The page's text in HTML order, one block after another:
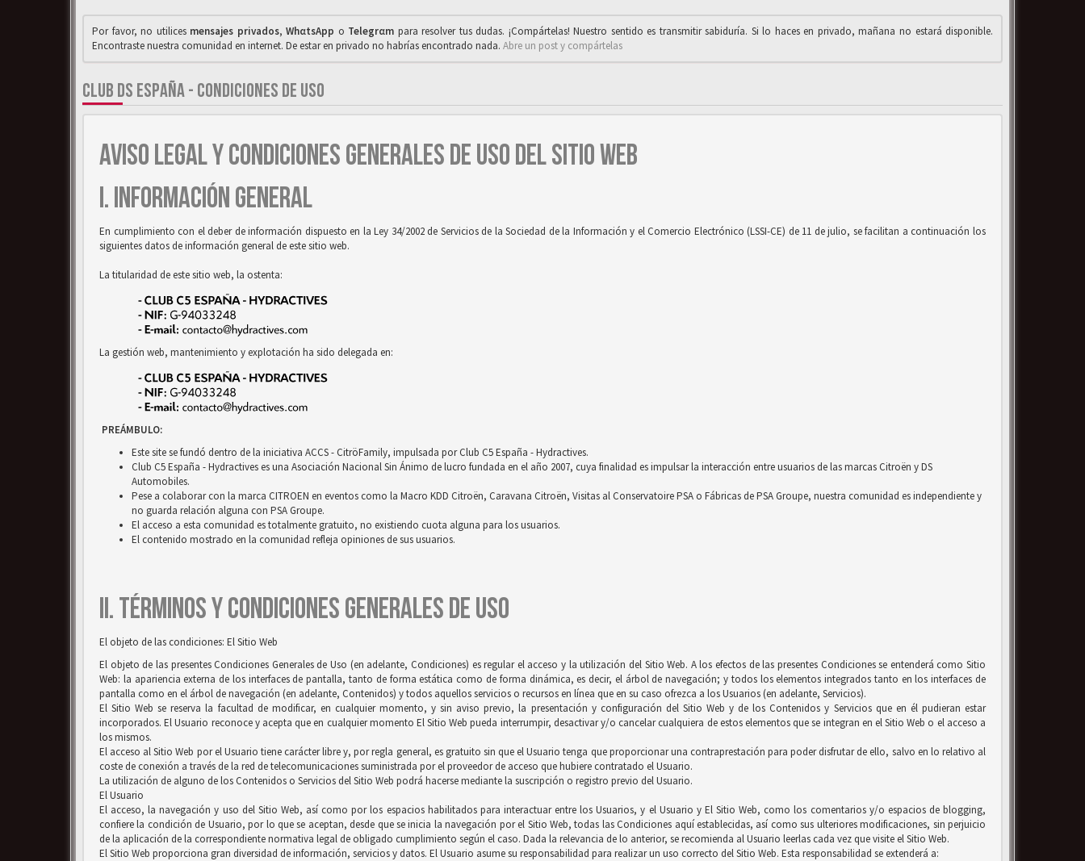
Por favor, no utilices mensajes privados,WhαtsApp o Telegrαm para resolver tus dudas. ¡Compártelas! Nuestro sentido es transmitir sabiduría. Si lo haces en privado, mañana no estará disponible.
Encontraste nuestra comunidad en internet. De estar en privado no habrías encontrado nada. Abre un post y compártelas
CLUB DS ESPAÑA - CONDICIONES DE USO
AVISO LEGAL Y CONDICIONES GENERALES DE USO DEL SITIO WEB
I. INFORMACIÓN GENERAL
En cumplimiento con el deber de información dispuesto en la Ley 34/2002 de Servicios de la Sociedad de la Información y el Comercio Electrónico (LSSI-CE) de 11 de julio, se facilitan a continuación los
siguientes datos de información general de este sitio web.
La titularidad de este sitio web, la ostenta:
La gestión web, mantenimiento y explotación ha sido delegada en:
PREÁMBULO:
Este site se fundó dentro de la iniciativa ACCS - CitröFamily, impulsada por Club C5 España - Hydractives.
Club C5 España - Hydractives es una Asociación Nacional Sin Ánimo de lucro fundada en el año 2007, cuya finalidad es impulsar la interacción entre usuarios de las marcas Citroën y DS
Automobiles.
Pese a colaborar con la marca CITROEN en eventos como la Macro KDD Citroën, Caravana Citroën, Visitas al Conservatoire PSA o Fábricas de PSA Groupe, nuestra comunidad es independiente y
no guarda relación alguna con PSA Groupe.
El acceso a esta comunidad es totalmente gratuito, no existiendo cuota alguna para los usuarios.
El contenido mostrado en la comunidad refleja opiniones de sus usuarios.
II. TÉRMINOS Y CONDICIONES GENERALES DE USO
El objeto de las condiciones: El Sitio Web
El objeto de las presentes Condiciones Generales de Uso (en adelante, Condiciones) es regular el acceso y la utilización del Sitio Web. A los efectos de las presentes Condiciones se entenderá como Sitio
Web: la apariencia externa de los interfaces de pantalla, tanto de forma estática como de forma dinámica, es decir, el árbol de navegación; y todos los elementos integrados tanto en los interfaces de
pantalla como en el árbol de navegación (en adelante, Contenidos) y todos aquellos servicios o recursos en línea que en su caso ofrezca a los Usuarios (en adelante, Servicios).
El Sitio Web se reserva la facultad de modificar, en cualquier momento, y sin aviso previo, la presentación y configuración del Sitio Web y de los Contenidos y Servicios que en él pudieran estar
incorporados. El Usuario reconoce y acepta que en cualquier momento El Sitio Web pueda interrumpir, desactivar y/o cancelar cualquiera de estos elementos que se integran en el Sitio Web o el acceso a
los mismos.
El acceso al Sitio Web por el Usuario tiene carácter libre y, por regla general, es gratuito sin que el Usuario tenga que proporcionar una contraprestación para poder disfrutar de ello, salvo en lo relativo al
coste de conexión a través de la red de telecomunicaciones suministrada por el proveedor de acceso que hubiere contratado el Usuario.
La utilización de alguno de los Contenidos o Servicios del Sitio Web podrá hacerse mediante la suscripción o registro previo del Usuario.
El Usuario
El acceso, la navegación y uso del Sitio Web, así como por los espacios habilitados para interactuar entre los Usuarios, y el Usuario y El Sitio Web, como los comentarios y/o espacios de blogging,
confiere la condición de Usuario, por lo que se aceptan, desde que se inicia la navegación por el Sitio Web, todas las Condiciones aquí establecidas, así como sus ulteriores modificaciones, sin perjuicio
de la aplicación de la correspondiente normativa legal de obligado cumplimiento según el caso. Dada la relevancia de lo anterior, se recomienda al Usuario leerlas cada vez que visite el Sitio Web.
El Sitio Web proporciona gran diversidad de información, servicios y datos. El Usuario asume su responsabilidad para realizar un uso correcto del Sitio Web. Esta responsabilidad se extenderá a: